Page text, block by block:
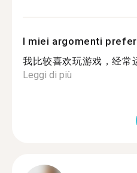
I miei argomenti
我比较喜欢玩游戏，经常
Leggi di più